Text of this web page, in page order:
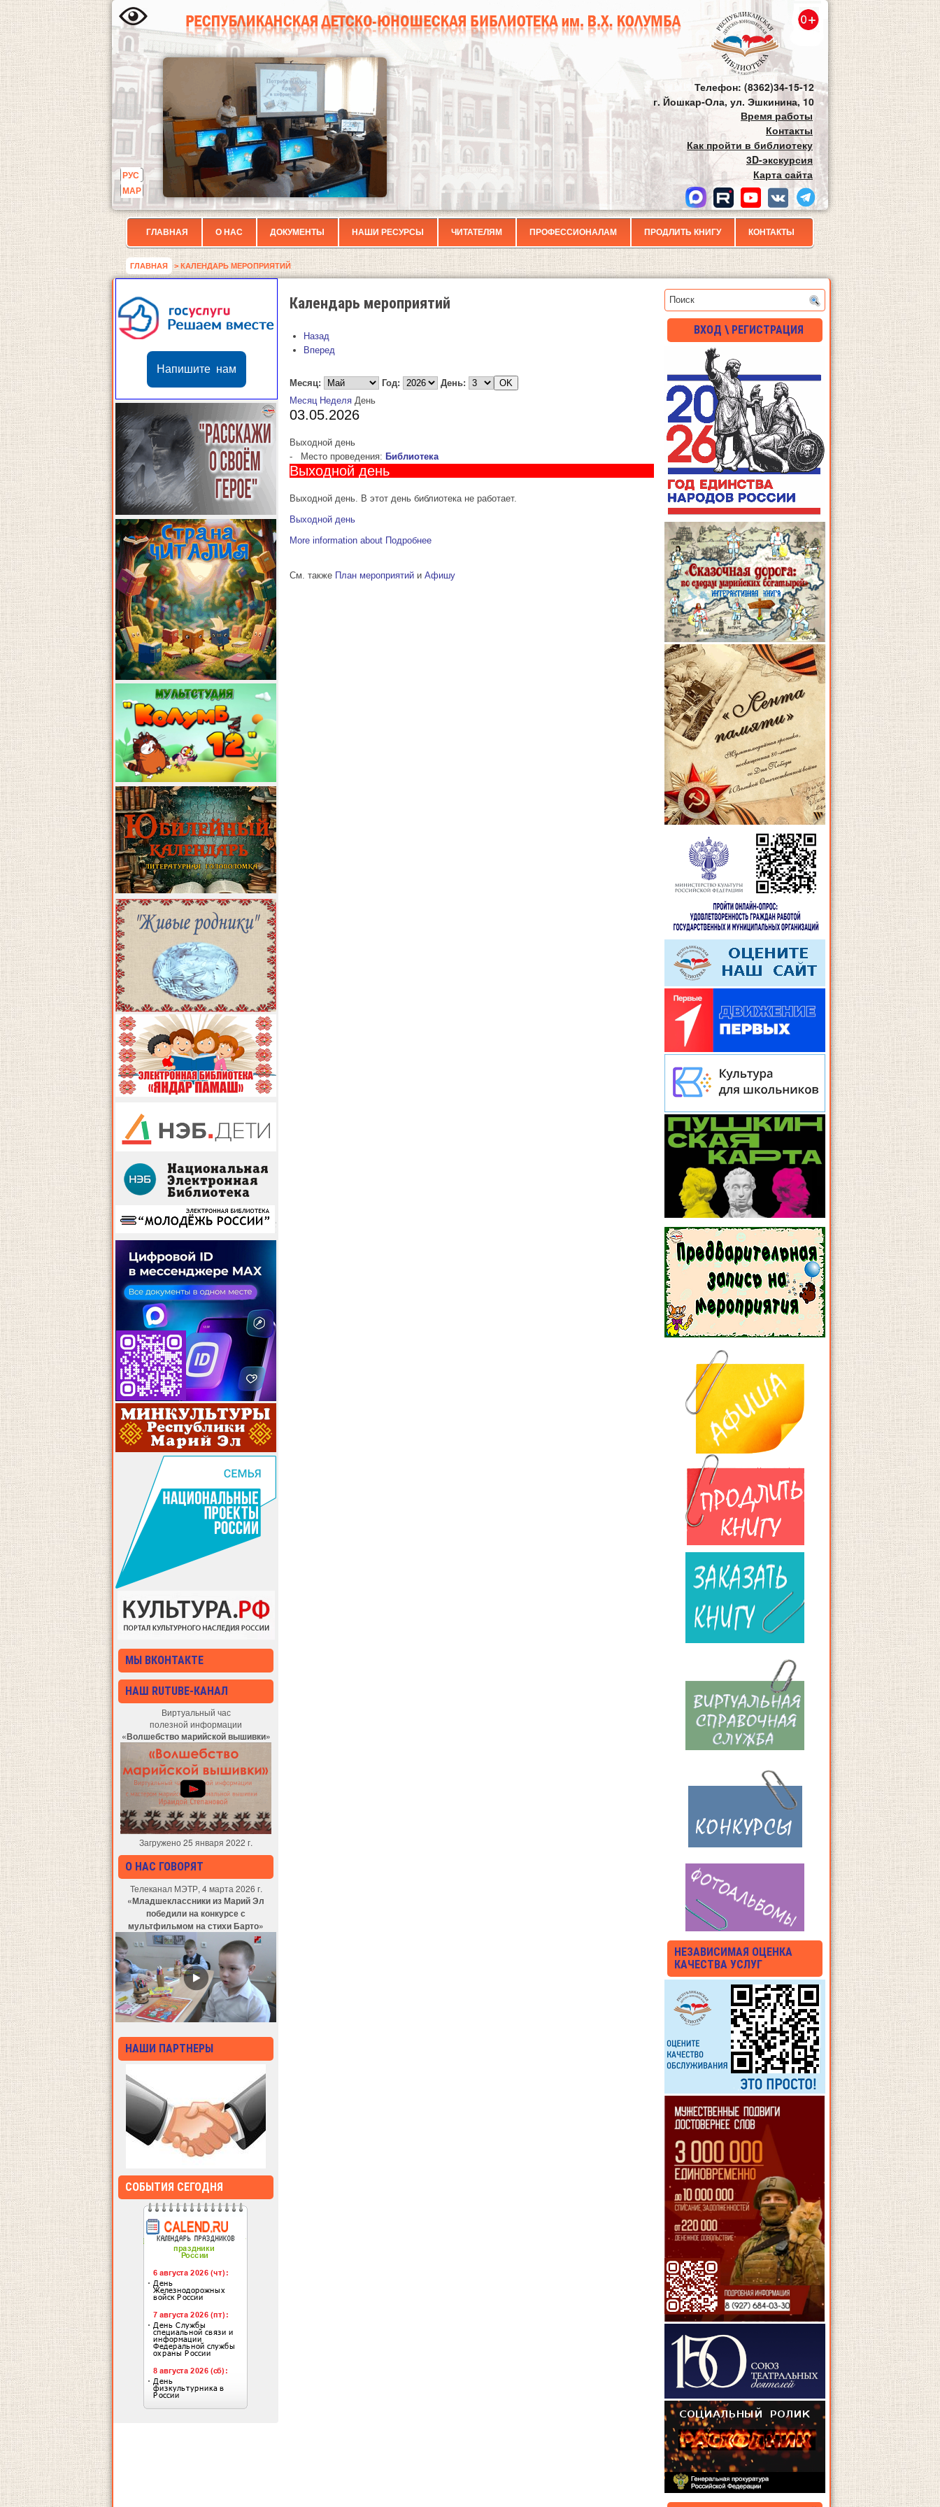
РУС
МАР
Телефон: (8362)34-15-12
г. Йошкар-Ола, ул. Эшкинина, 10
Время работы
Контакты
Как пройти в библиотеку
3D-экскурсия
Карта сайта
ГЛАВНАЯ О НАС ДОКУМЕНТЫ НАШИ РЕСУРСЫ ЧИТАТЕЛЯМ ПРОФЕССИОНАЛАМ ПРОДЛИТЬ КНИГУ КОНТАКТЫ
ГЛАВНАЯ > КАЛЕНДАРЬ МЕРОПРИЯТИЙ
Напишите нам
МЫ ВКОНТАКТЕ
НАШ RUTUBE-КАНАЛ
Виртуальный час
полезной информации
«Волшебство марийской вышивки»
Загружено 25 января 2022 г.
О НАС ГОВОРЯТ
Телеканал МЭТР, 4 марта 2026 г.
«Младшеклассники из Марий Эл
победили на конкурсе с
мультфильмом на стихи Барто»
НАШИ ПАРТНЕРЫ
СОБЫТИЯ СЕГОДНЯ
Календарь мероприятий
Назад
Вперед
Месяц: Год:
День:
Месяц Неделя День
03.05.2026
Выходной день
-
Место проведения: Библиотека
Выходной день
Выходной день. В этот день библиотека не работает.
Выходной день
More information about Подробнее
См. также План мероприятий и Афишу
ВХОД \ РЕГИСТРАЦИЯ
НЕЗАВИСИМАЯ ОЦЕНКА
КАЧЕСТВА УСЛУГ